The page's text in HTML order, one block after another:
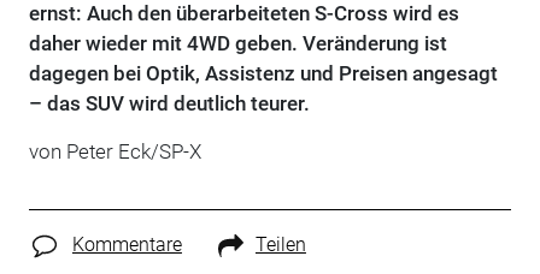
ernst: Auch den überarbeiteten S-Cross wird es
daher wieder mit 4WD geben. Veränderung ist
dagegen bei Optik, Assistenz und Preisen angesagt
– das SUV wird deutlich teurer.
von Peter Eck/SP-X
Kommentare Teilen